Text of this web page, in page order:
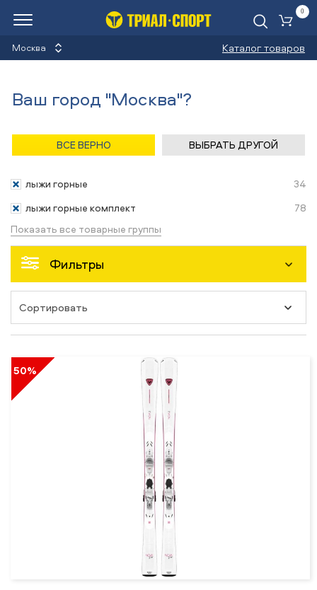
Москва Каталог товаров
0
Снаряжение
лыжи горные
34
лыжи горные комплект
78
Показать все товарные группы
Фильтры
50%
Ваш город "Москва"?
ВСЕ ВЕРНО ВЫБРАТЬ ДРУГОЙ